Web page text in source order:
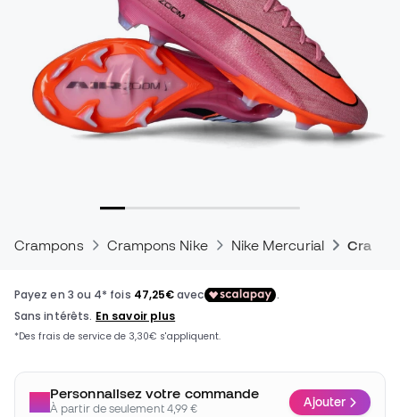
Crampons Crampons Nike Nike Mercurial
Personnalisez votre commande
À partir de seulement 4,99 € Ajouter